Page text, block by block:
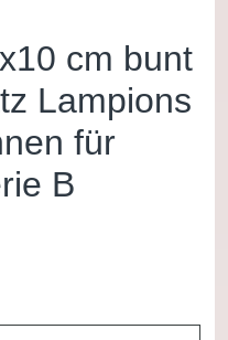
cm bunt
Lampions
für
B